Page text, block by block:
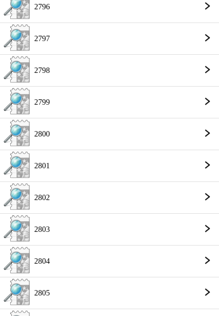
2796
2797
2798
2799
2800
2801
2802
2803
2804
2805